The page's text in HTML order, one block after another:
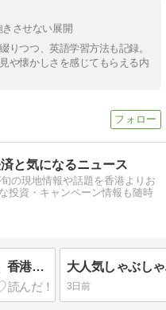
させない展開
りつつ、英語学習方法も記録。
や懐かしさを感じてもらえる内
と気になるニュース
の現地情報や話題を香港よりお
投資・キャンペーン情報も随時
台風13号ドルフィンは浙江省へ、香港は38度の猛暑予報
3日前